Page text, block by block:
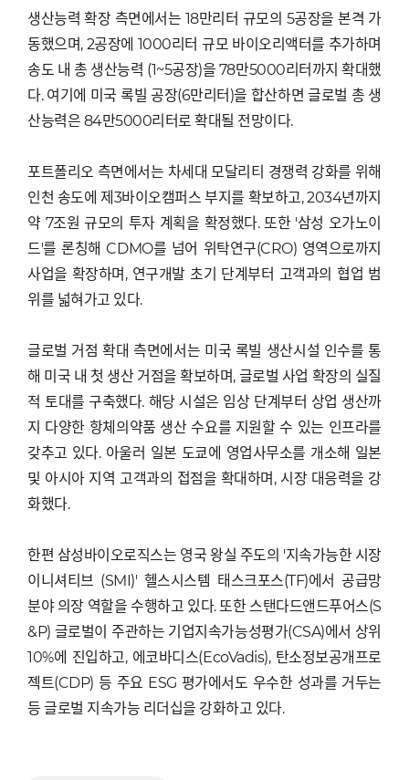
생산능력 확장 측면에서는 18만리터 규모의 5공장을 본격 가
동했으며, 2공장에 1000리터 규모 바이오리액터를 추가하며
송도 내 총 생산능력 (1~5공장)을 78만5000리터까지 확대했
다. 여기에 미국 록빌 공장(6만리터)을 합산하면 글로벌 총 생
산능력은 84만5000리터로 확대될 전망이다.
포트폴리오 측면에서는 차세대 모달리티 경쟁력 강화를 위해
인천 송도에 제3바이오캠퍼스 부지를 확보하고, 2034년까지
약 7조원 규모의 투자 계획을 확정했다. 또한 '삼성 오가노이
드'를 론칭해 CDMO를 넘어 위탁연구(CRO) 영역으로까지
사업을 확장하며, 연구개발 초기 단계부터 고객과의 협업 범
위를 넓혀가고 있다.
글로벌 거점 확대 측면에서는 미국 록빌 생산시설 인수를 통
해 미국 내 첫 생산 거점을 확보하며, 글로벌 사업 확장의 실질
적 토대를 구축했다. 해당 시설은 임상 단계부터 상업 생산까
지 다양한 항체의약품 생산 수요를 지원할 수 있는 인프라를
갖추고 있다. 아울러 일본 도쿄에 영업사무소를 개소해 일본
및 아시아 지역 고객과의 접점을 확대하며, 시장 대응력을 강
화했다.
한편 삼성바이오로직스는 영국 왕실 주도의 '지속가능한 시장
이니셔티브 (SMI)' 헬스시스템 태스크포스(TF)에서 공급망
분야 의장 역할을 수행하고 있다. 또한 스탠다드앤드푸어스(S
&P) 글로벌이 주관하는 기업지속가능성평가(CSA)에서 상위
10%에 진입하고, 에코바디스(EcoVadis), 탄소정보공개프로
젝트(CDP) 등 주요 ESG 평가에서도 우수한 성과를 거두는
등 글로벌 지속가능 리더십을 강화하고 있다.